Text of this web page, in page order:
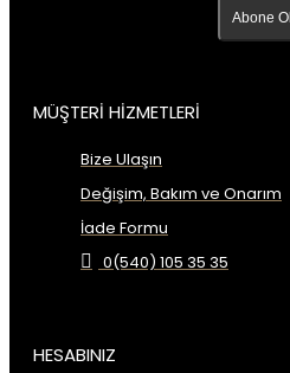
Abone Ol
MÜŞTERİ HİZMETLERİ
Bize Ulaşın
Değişim, Bakım ve Onarım
İade Formu
0(540) 105 35 35
HESABINIZ